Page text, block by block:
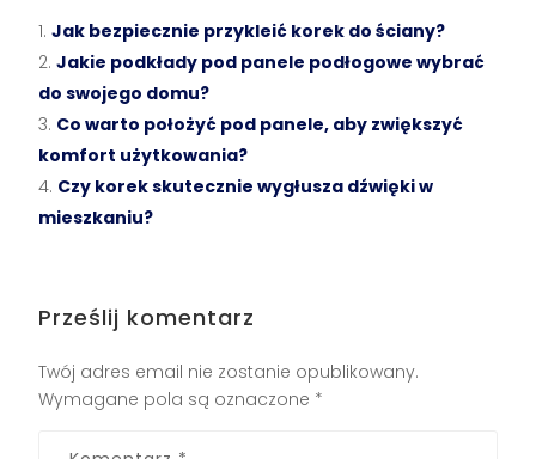
Jak bezpiecznie przykleić korek do ściany?
Jakie podkłady pod panele podłogowe wybrać
do swojego domu?
Co warto położyć pod panele, aby zwiększyć
komfort użytkowania?
Czy korek skutecznie wygłusza dźwięki w
mieszkaniu?
Prześlij komentarz
Twój adres email nie zostanie opublikowany.
Wymagane pola są oznaczone *